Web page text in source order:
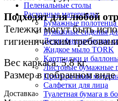
Пеленальные столы
Расходные материалы
Бумажные полотенца
Бумажные сиденья
Дезинфицирующие
Жидкое мыло TORK
Картриджи и
Листовые бумажные
Протирочный
Салфетки для лица
Туалетная бумага в
Подходят для любой
Тележки могут быть
гигиеническим
Вес каркаса: 5,8 кг.
Размер в собранном
Доставка